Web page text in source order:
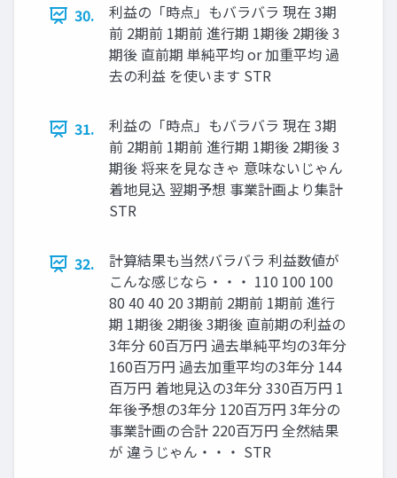
30.
利益の「時点」もバラバラ 現在 3期
前 2期前 1期前 進行期 1期後 2期後 3
期後 直前期 単純平均 or 加重平均 過
去の利益 を使います STR
31.
利益の「時点」もバラバラ 現在 3期
前 2期前 1期前 進行期 1期後 2期後 3
期後 将来を見なきゃ 意味ないじゃん
着地見込 翌期予想 事業計画より集計
STR
32.
計算結果も当然バラバラ 利益数値が
こんな感じなら・・・ 110 100 100
80 40 40 20 3期前 2期前 1期前 進行
期 1期後 2期後 3期後 直前期の利益の
3年分 60百万円 過去単純平均の3年分
160百万円 過去加重平均の3年分 144
百万円 着地見込の3年分 330百万円 1
年後予想の3年分 120百万円 3年分の
事業計画の合計 220百万円 全然結果
が 違うじゃん・・・ STR